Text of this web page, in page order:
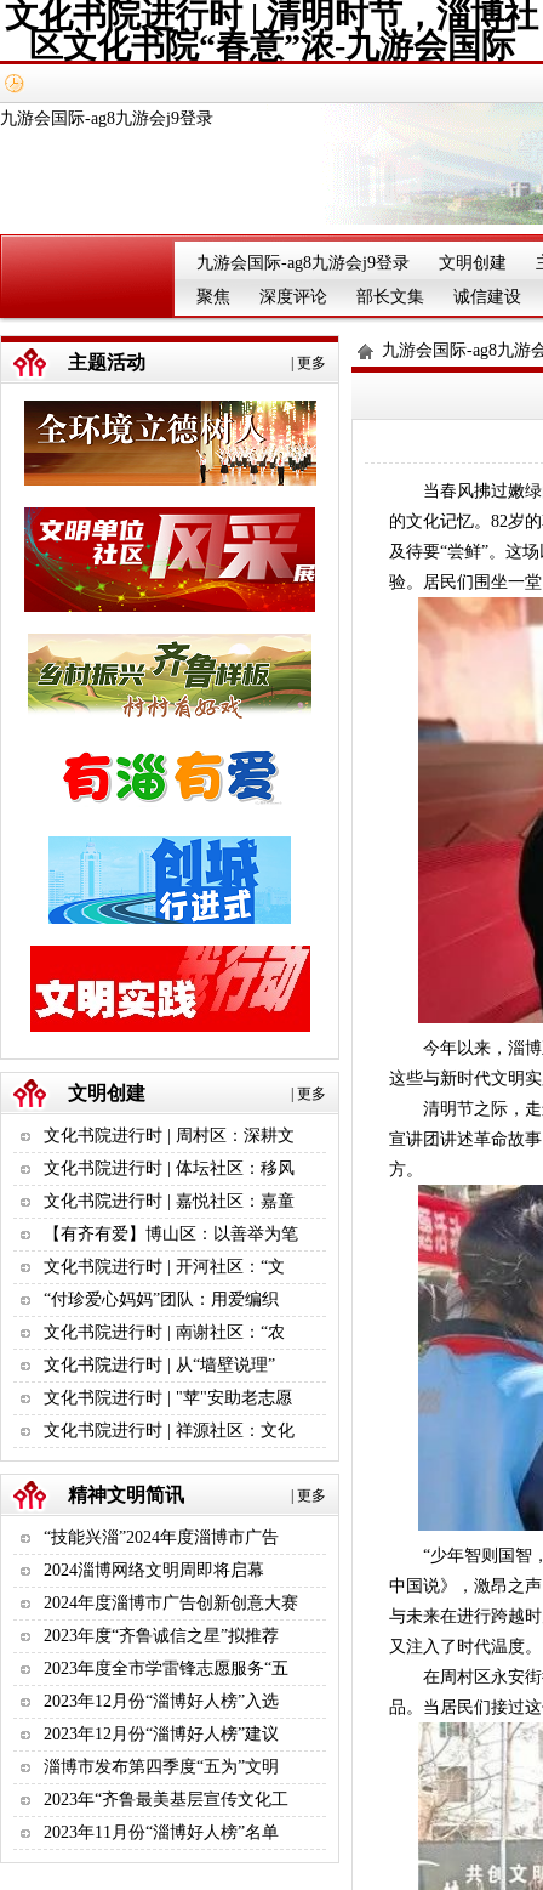
文化书院进行时 | 清明时节，淄博社
区文化书院“春意”浓-九游会国际
九游会国际-ag8九游会j9登录
九游会国际-ag8九游会j9登录 文明创建
聚焦
深度评论 部长文集 诚信建设
更多
主题活动
更多
文明创建
文化书院进行时 | 周村区：深耕文
文化书院进行时 | 体坛社区：移风
文化书院进行时 | 嘉悦社区：嘉童
【有齐有爱】博山区：以善举为笔
文化书院进行时 | 开河社区：“文
“付珍爱心妈妈”团队：用爱编织
文化书院进行时 | 南谢社区：“农
文化书院进行时 | 从“墙壁说理”
文化书院进行时 | "苹"安助老志愿
文化书院进行时 | 祥源社区：文化
更多
精神文明简讯
“技能兴淄”2024年度淄博市广告
2024淄博网络文明周即将启幕
2024年度淄博市广告创新创意大赛
2023年度“齐鲁诚信之星”拟推荐
2023年度全市学雷锋志愿服务“五
2023年12月份“淄博好人榜”入选
2023年12月份“淄博好人榜”建议
淄博市发布第四季度“五为”文明
2023年“齐鲁最美基层宣传文化工
2023年11月份“淄博好人榜”名单
九游会国际-ag8九游
当春风拂过嫩绿
的文化记忆。82岁
及待要“尝鲜”。这
验。居民们围坐一
今年以来，淄博
这些与新时代文明
清明节之际，走
宣讲团讲述革命故
方。
“少年智则国智，
中国说》，激昂之
与未来在进行跨越
又注入了时代温度。
在周村区永安街
品。当居民们接过